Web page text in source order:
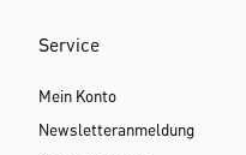
Service
Mein Konto
Newsletteranmeldung